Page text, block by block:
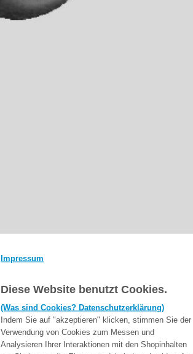
Impressum
Diese Website benutzt Cookies.
(Was sind Cookies? Datenschutzerklärung)
Indem Sie auf "akzeptieren" klicken, stimmen Sie der
Verwendung von Cookies zum Messen und
Analysieren Ihrer Interaktionen mit den Shopinhalten